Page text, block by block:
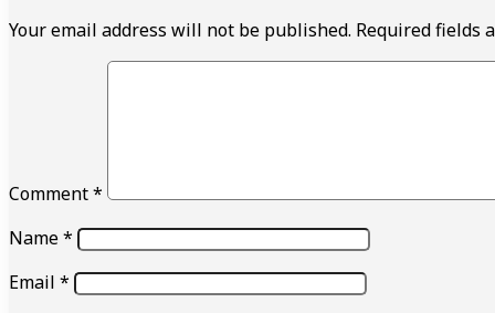
Your email address will not be published. Required fields
Comment*
Name*
Email *